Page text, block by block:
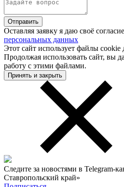
Оставляя заявку я даю своё
персональных данных
Этот сайт использует файлы
Продолжая использовать сайт, вы
работу с этими файлами.
Принять и закрыть
Следите за новостями в Telegram-
Ставропольский край»